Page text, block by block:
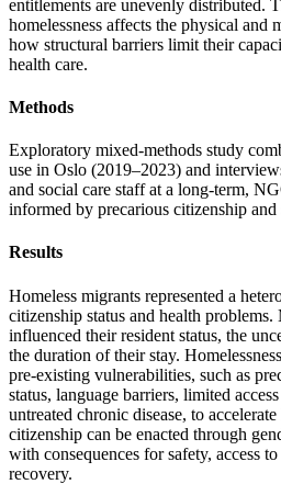
entitlements are unevenly distributed.
homelessness affects the physical and
how structural barriers limit their
health care.
Methods
Exploratory mixed-methods study
use in Oslo (2019–2023) and
and social care staff at a long-term,
informed by precarious citizenship
Results
Homeless migrants represented a
citizenship status and health
influenced their resident status, the
the duration of their stay.
pre-existing vulnerabilities, such as
status, language barriers, limited
untreated chronic disease, to
citizenship can be enacted through
with consequences for safety, access
recovery.